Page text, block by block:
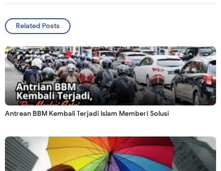
Related Posts
Antrean BBM Kembali Terjadi lslam Memberi Solusi